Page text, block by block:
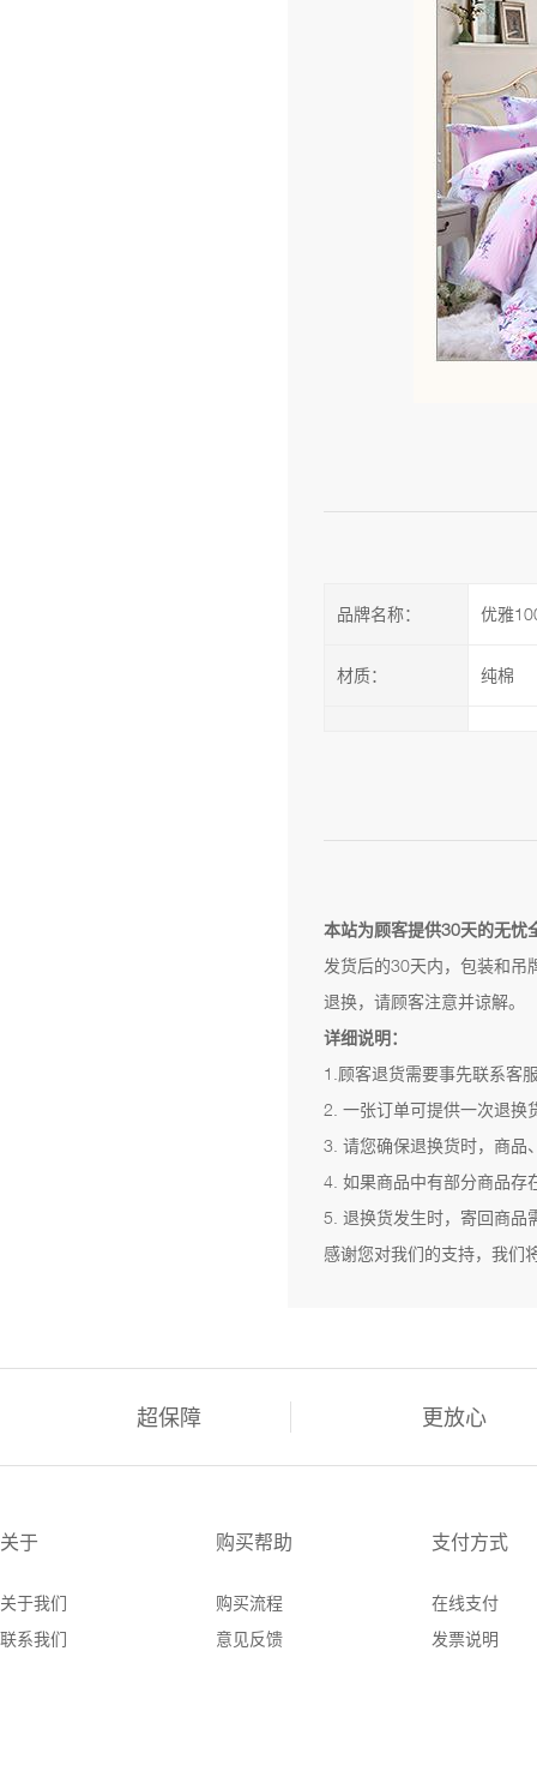
品牌名称： 优雅
材质： 纯棉
本站为顾客提供30天的无忧
发货后的30天内，包装和吊
退换，请顾客注意并谅解。
详细说明：
1.顾客退货需要事先联系客
2. 一张订单可提供一次退换
3. 请您确保退换货时，商品
4. 如果商品中有部分商品存
5. 退换货发生时，寄回商品
感谢您对我们的支持，我们
超保障 更放心
关于
关于我们
联系我们
购买帮助
购买流程
意见反馈
支付方式
在线支付
发票说明